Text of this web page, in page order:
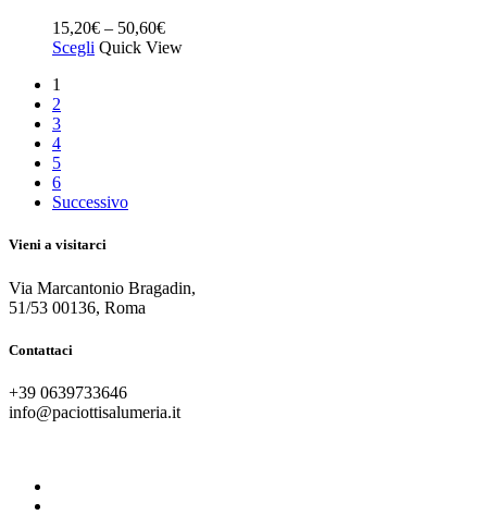
15,20€ – 50,60€
Scegli Quick View
1
2
3
4
5
6
Successivo
Vieni a visitarci
Via Marcantonio Bragadin,
51/53 00136, Roma
Contattaci
+39 0639733646
info@paciottisalumeria.it